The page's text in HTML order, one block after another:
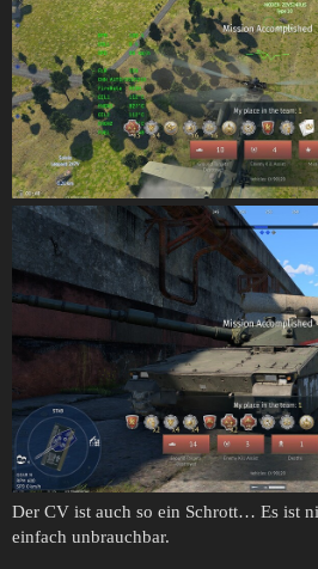
Der CV ist auch so ein Schrott… Es ist
einfach unbrauchbar.